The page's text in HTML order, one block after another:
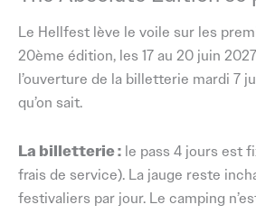
Le Hellfest lève le voile sur les
20ème édition, les 17 au 20 juin
l’ouverture de la billetterie mardi 7
qu’on sait.
La billetterie : le pass 4 jours est
frais de service). La jauge reste
festivaliers par jour. Le camping